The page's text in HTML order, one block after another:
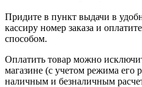
Придите в пункт выдачи в
кассиру номер заказа и
способом.
Оплатить товар можно
магазине (с учетом режима его
наличным и безналичным